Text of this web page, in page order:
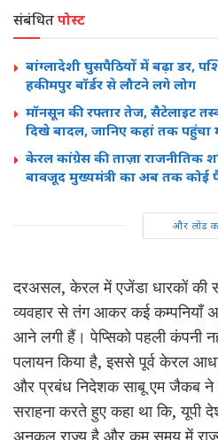
संबंधितपोस्ट
बांग्लादेशी घुसपैठियों में बढ़ा डर,
हकीमपुर बॉर्डर से लौटने लगे लोग
मॉनसून की रफ्तार तेज, सैटेलाइट
दिखे बादल, जानिए कहां तक पहुंचा
केरल कांग्रेस की ताज़ा राजनीतिक
बावजूद मुख्यमंत्री का अब तक कोई
और लोड
दरअसल, केरल में एजेंडा धारकों की
व्यवहार से तंग आकर कई कम्पनियाँ
आने लगी हैं। पेप्सिको पहली कंपनी
पलायन किया है, इससे पूर्व केरल
और प्रबंध निदेशक साबू एम जैकब ने
सराहना करते हुए कहा था कि, यूपी
अनुकूल राज्य है और कम समय में